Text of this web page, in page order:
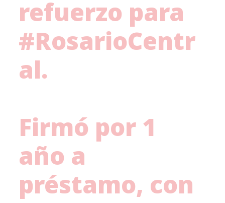
refuerzo para
#RosarioCentr
al.
Firmó por 1
año a
préstamo, con